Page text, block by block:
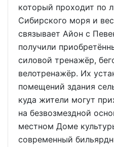
который проходит по
Сибирского моря и
связывает Айон с
получили
силовой тренажёр,
велотренажёр. Их
помещений здания
куда жители могут
на безвозмездной
местном Доме
современный